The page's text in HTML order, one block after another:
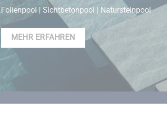
Folienpool | Sichtbetonpool | Natursteinpool
MEHR ERFAHREN